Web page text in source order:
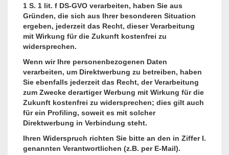
1 S. 1 lit. f DS-GVO verarbeiten, haben Sie aus
Gründen, die sich aus Ihrer besonderen Situation
ergeben, jederzeit das Recht, dieser Verarbeitung
mit Wirkung für die Zukunft kostenfrei zu
widersprechen.
Wenn wir Ihre personenbezogenen Daten
verarbeiten, um Direktwerbung zu betreiben, haben
Sie ebenfalls jederzeit das Recht, der Verarbeitung
zum Zwecke derartiger Werbung mit Wirkung für die
Zukunft kostenfrei zu widersprechen; dies gilt auch
für ein Profiling, soweit es mit solcher
Direktwerbung in Verbindung steht.
Ihren Widerspruch richten Sie bitte an den in Ziffer I.
genannten Verantwortlichen (z.B. per E-Mail).